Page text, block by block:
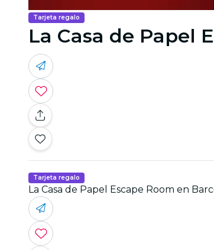
Tarjeta regalo
La Casa de Papel
Tarjeta regalo
La Casa de Papel Escape Room en